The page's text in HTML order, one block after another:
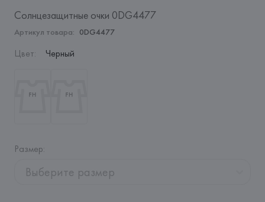
Солнцезащитные очки 0DG4477
Артикул товара: 0DG4477
Цвет: Черный
Размер:
Выберите размер